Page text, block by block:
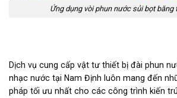
Ứng dụng vòi phun nước sủi bọt băng
Dịch vụ cung cấp vật tư thiết bị đài phun
nhạc nước tại Nam Định luôn mang đến
pháp tối ưu nhất cho các công trình kiến